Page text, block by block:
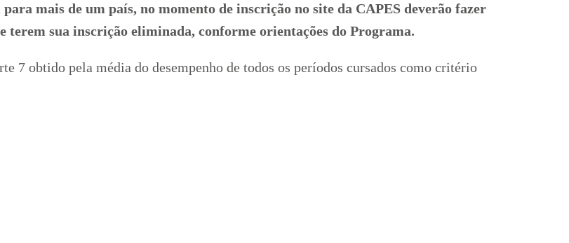
mais de um país, no momento de inscrição no site da CAPES deverão fazer
terem sua inscrição eliminada, conforme orientações do Programa.
7 obtido pela média do desempenho de todos os períodos cursados como critério